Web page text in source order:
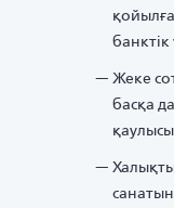
банктік
Жеке
басқа